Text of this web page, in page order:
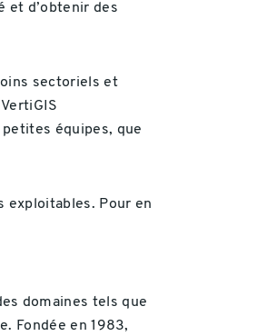
et d’obtenir des
sectoriels et
équipes, que
exploitables. Pour en
domaines tels que
Fondée en 1983,